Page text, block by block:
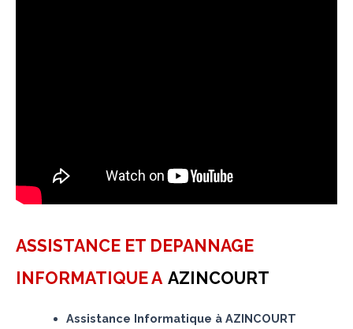
ASSISTANCE ET DEPANNAGE
INFORMATIQUE A AZINCOURT
Assistance Informatique à AZINCOURT